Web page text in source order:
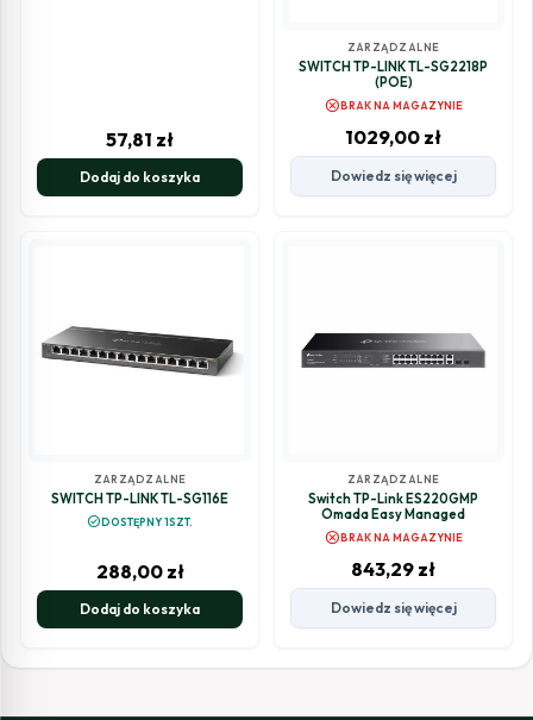
57,81 zł
Dodaj do koszyka
ZARZĄDZALNE
SWITCH TP-LINK TL-SG2218P
(POE)
cancelBRAK NA MAGAZYNIE
1029,00 zł
Dowiedz się więcej
ZARZĄDZALNE
SWITCH TP-LINK TL-SG116E
check_circleDOSTĘPNY 1SZT.
288,00 zł
Dodaj do koszyka
ZARZĄDZALNE
Switch TP-Link ES220GMP
Omada Easy Managed
cancelBRAK NA MAGAZYNIE
843,29 zł
Dowiedz się więcej